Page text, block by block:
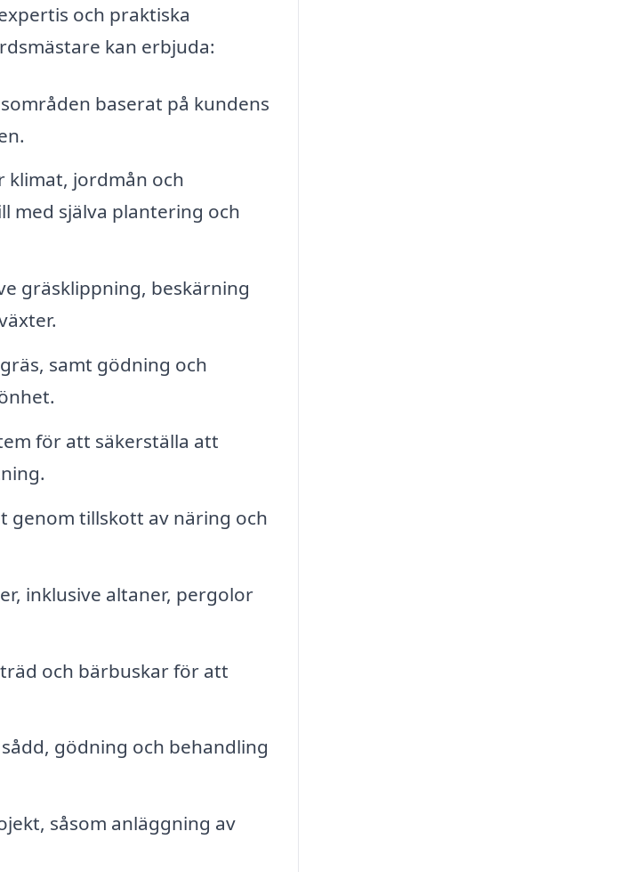
och praktiska
kan erbjuda:
baserat på kundens
klimat, jordmån och
med själva plantering och
gräsklippning, beskärning
samt gödning och
för att säkerställa att
genom tillskott av näring och
inklusive altaner, pergolor
och bärbuskar för att
gödning och behandling
såsom anläggning av